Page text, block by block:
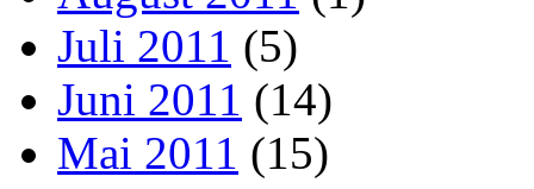
Juli 2011 (5)
Juni 2011 (14)
Mai 2011 (15)